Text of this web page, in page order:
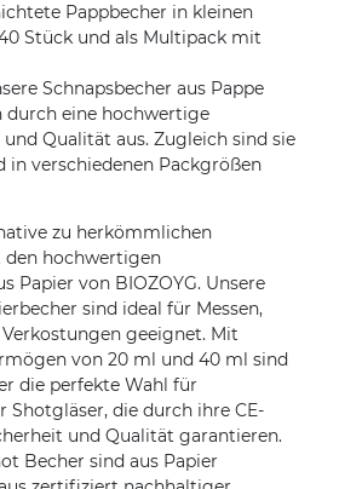
Pappbecher in kleinen
Stück und als Multipack mit
Schnapsbecher aus Pappe
durch eine hochwertige
Qualität aus. Zugleich sind sie
in verschiedenen Packgrößen
zu herkömmlichen
hochwertigen
Papier von BIOZOYG. Unsere
sind ideal für Messen,
geeignet. Mit
von 20 ml und 40 ml sind
die perfekte Wahl für
Shotgläser, die durch ihre CE-
und Qualität garantieren.
Becher sind aus Papier